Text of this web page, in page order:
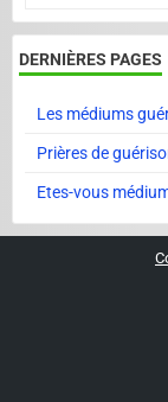
DERNIÈRES PAGES
Les médiums
Prières de
Etes-vous